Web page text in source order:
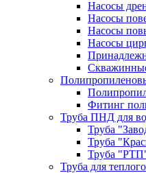
Насосы
Насосы
Насосы
Насосы
Фитинг
Труба ПНД для
Труба
Труба
Труба
Труба для